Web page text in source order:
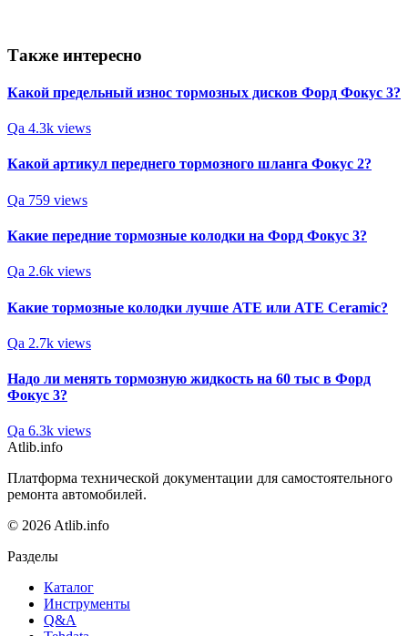
Также интересно
Какой предельный износ тормозных дисков Форд Фокус 3?
Qa 4.3k views
Какой артикул переднего тормозного шланга Фокус 2?
Qa 759 views
Какие передние тормозные колодки на Форд Фокус 3?
Qa 2.6k views
Какие тормозные колодки лучше АТЕ или АТЕ Ceramic?
Qa 2.7k views
Надо ли менять тормозную жидкость на 60 тыс в Форд
Фокус 3?
Qa 6.3k views
Atlib.info
Платформа технической документации для самостоятельного
ремонта автомобилей.
© 2026 Atlib.info
Разделы
Каталог
Инструменты
Q&A